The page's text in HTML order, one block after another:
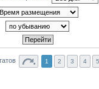
1 2 3 4 5